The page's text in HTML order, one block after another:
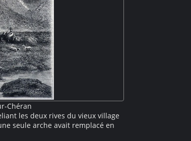
Chéran
les deux rives du vieux village
seule arche avait remplacé en